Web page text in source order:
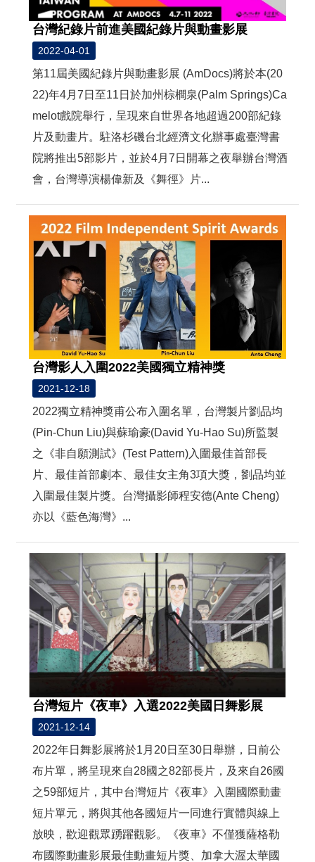
台灣紀錄片前進美國紀錄片與動畫影展
2022-04-01
第11屆美國紀錄片與動畫影展 (AmDocs)將於本(20
22)年4月7日至11日於加州棕櫚泉(Palm Springs)Ca
melot戲院舉行，呈現來自世界各地超過200部紀錄
片及動畫片。駐洛杉磯台北經濟文化辦事處臺灣書
院將推出5部影片，並於4月7日開幕之夜舉辦台灣酒
會，台灣導演楊偉新及《舞徑》片...
台灣影人入圍2022美國獨立精神獎
2021-12-18
2022獨立精神獎甫公布入圍名單，台灣製片劉品均
(Pin-Chun Liu)與蘇瑜豪(David Yu-Hao Su)所監製
之《非自願測試》(Test Pattern)入圍最佳首部長
片、最佳首部劇本、最佳女主角3項大獎，劉品均並
入圍最佳製片獎。台灣攝影師程安德(Ante Cheng)
亦以《藍色海灣》...
台灣短片《夜車》入選2022美國日舞影展
2021-12-14
2022年日舞影展將於1月20日至30日舉辦，日前公
布片單，將呈現來自28國之82部長片，及來自26國
之59部短片，其中台灣短片《夜車》入圍國際動畫
短片單元，將與其他各國短片一同進行實體與線上
放映，歡迎觀眾踴躍觀影。《夜車》不僅獲薩格勒
布國際動畫影展最佳動畫短片獎、加拿大渥太華國